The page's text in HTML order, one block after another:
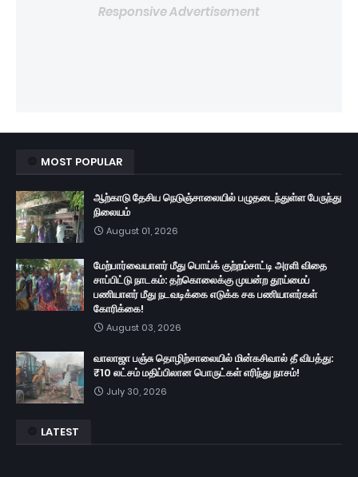
Responsive Advertisement
MOST POPULAR
ஆற்காடு தேசிய நெடுஞ்சாலையில் பழுதடைந்துள்ள பேருந்து
நிலையம்
August 01, 2026
மேற்பார்வையாளர் மீது பொய்க் குற்றம்சாட்டி அரளி விதை
சாப்பிட்டு நாடகம்: தற்கொலைக்கு முயன்ற தூய்மைப்
பணியாளர் மீது நடவடிக்கை எடுக்க சக பணியாளர்கள்
கோரிக்கை!
August 03, 2026
வாலாஜா பஞ்சு தொழிற்சாலையில் மின்கசிவால் தீ விபத்து:
₹10 லட்சம் மதிப்பிலான பொருட்கள் எரிந்து நாசம்!
July 30, 2026
LATEST